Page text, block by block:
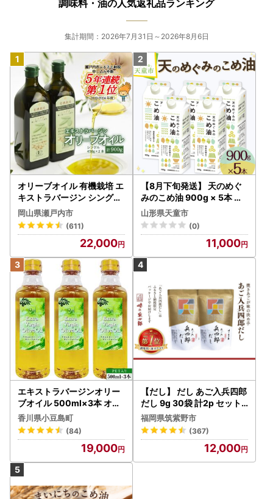
調味料・油の人気返礼品ランキング
集計期間：2026年7月31日～2026年8月6日
オリーブオイル 有機栽培 エ
キストラバージン シングル
2本 オリーブオイル
岡山県瀬戸内市
(611)
22,000
【8月下旬発送】 天のめぐ
みのこめ油 900g × 5本 米
油
山形県天童市
(0)
11,000
エキストラバージンオリー
ブオイル 500ml×3本 オリ
ーブオイル 食用油
香川県小豆島町
(84)
19,000
【だし】 だし あご入兵四郎
だし 9g 30袋 計2p セット
21760217
福岡県筑紫野市
(367)
12,000